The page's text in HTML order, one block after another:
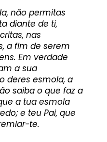
não permitas
diante de ti,
nas
a fim de serem
Em verdade
a sua
deres esmola, a
saiba o que faz a
a tua esmola
e teu Pai, que
te.